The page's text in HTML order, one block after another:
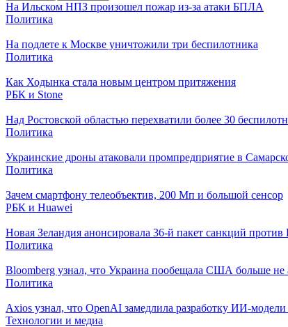
На Ильском НПЗ произошел пожар из-за атаки БПЛА
Политика
На подлете к Москве уничтожили три беспилотника
Политика
Как Ходынка стала новым центром притяжения
РБК и Stone
Над Ростовской областью перехватили более 30
Политика
Украинские дроны атаковали промпредприятие в
Политика
Зачем смартфону телеобъектив, 200 Мп и большой сенсор
РБК и Huawei
Новая Зеландия анонсировала 36-й пакет санкций против
Политика
Bloomberg узнал, что Украина пообещала США больше не
Политика
Axios узнал, что OpenAI замедлила разработку ИИ-модели
Технологии и медиа